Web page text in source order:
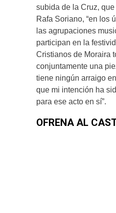
subida de la Cruz,
Rafa Soriano, “en los
las agrupaciones
participan en la
Cristianos de Moraira
conjuntamente una
tiene ningún arraigo
que mi intención ha
para ese acto en sí”.
OFRENA AL